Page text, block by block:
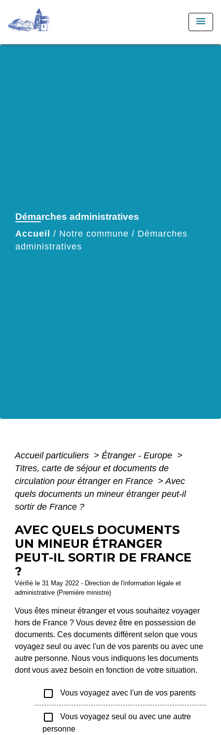
menu
Démarches administratives
Accueil / Notre commune / Démarches
administratives
Accueil particuliers > Étranger - Europe >
Titres, carte de séjour et documents de
circulation pour étranger en France > Avec
quels documents un mineur étranger peut-il
sortir de France ?
AVEC QUELS DOCUMENTS
UN MINEUR ÉTRANGER
PEUT-IL SORTIR DE FRANCE
?
Vérifié le 31 May 2022 - Direction de l'information légale et
administrative (Première ministre)
Vous êtes mineur étranger et vous souhaitez voyager
hors de France ? Vous devez être en possession de
documents. Ces documents diffèrent selon que vous
voyagez seul ou avec l'un de vos parents ou avec une
autre personne. Nous vous indiquons les documents
dont vous avez besoin en fonction de votre situation.
check_box_outline_blank Vous voyagez avec l'un de vos parents
check_box_outline_blank
Vous voyagez seul ou avec une autre
personne